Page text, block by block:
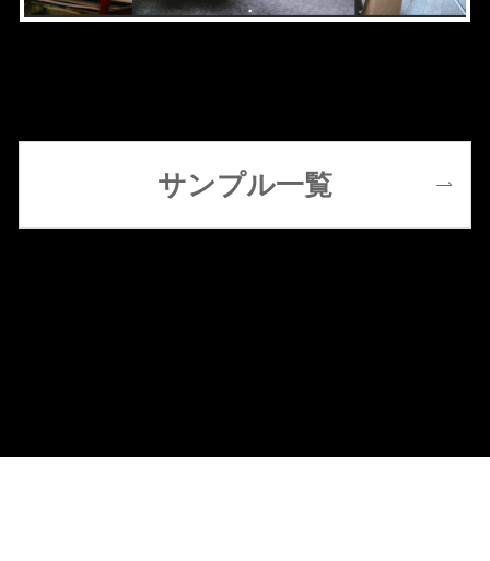
サンプル一覧